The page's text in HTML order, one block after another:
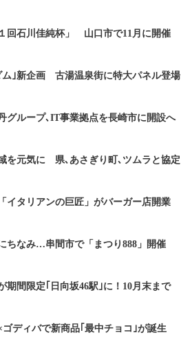
回石川佳純杯」 山口市で11月に開催
ム｣新企画 古湯温泉街に特大パネル登場
グループ､IT事業拠点を長崎市に開設へ
を元気に 県､あさぎり町､ツムラと協定
イタリアンの巨匠」がバーガー店開業
ちなみ…串間市で「まつり888」開催
期間限定｢日向坂46駅｣に！10月末まで
ディバで新商品｢最中チョコ｣が誕生